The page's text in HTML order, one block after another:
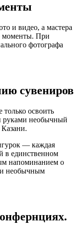
и видео, а мастера
моменты. При
фотографа
сувениров
освоить
руками необычный
Казани.
— каждая
в единственном
напоминанием о
необычным